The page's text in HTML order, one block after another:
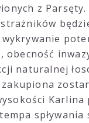
z Parsęty.
obecność
naturalnej